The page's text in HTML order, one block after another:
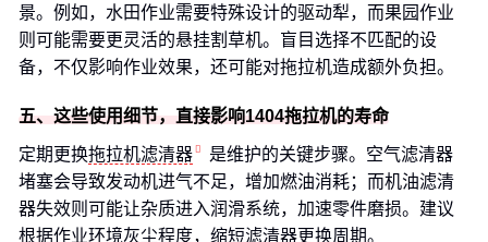
景。例如，水田作业需要特殊设计的驱动犁，而果园作业
则可能需要更灵活的悬挂割草机。盲目选择不匹配的设
备，不仅影响作业效果，还可能对拖拉机造成额外负担。
五、这些使用细节，直接影响1404拖拉机的寿命
定期更换拖拉机滤清器
是维护的关键步骤。空气滤清器
堵塞会导致发动机进气不足，增加燃油消耗；而机油滤清
器失效则可能让杂质进入润滑系统，加速零件磨损。建议
根据作业环境灰尘程度，缩短滤清器更换周期。